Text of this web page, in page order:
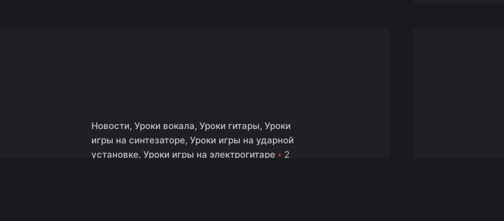
Новости Уроки вокала Уроки гитары Уроки
игры на синтезаторе Уроки игры на ударной
установке Уроки игры на электрогитаре
2